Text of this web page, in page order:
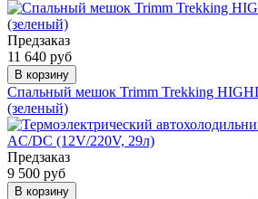
Предзаказ
11 640 руб
В корзину
Спальный мешок Trimm Trekking
(зеленый)
Предзаказ
9 500 руб
В корзину